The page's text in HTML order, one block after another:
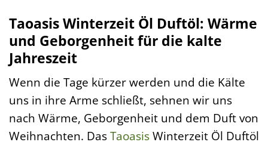
Taoasis Winterzeit Öl Duftöl: Wärme
und Geborgenheit für die kalte
Jahreszeit
Wenn die Tage kürzer werden und die Kälte
uns in ihre Arme schließt, sehnen wir uns
nach Wärme, Geborgenheit und dem Duft von
Weihnachten. DasTaoasisWinterzeit Öl Duftöl